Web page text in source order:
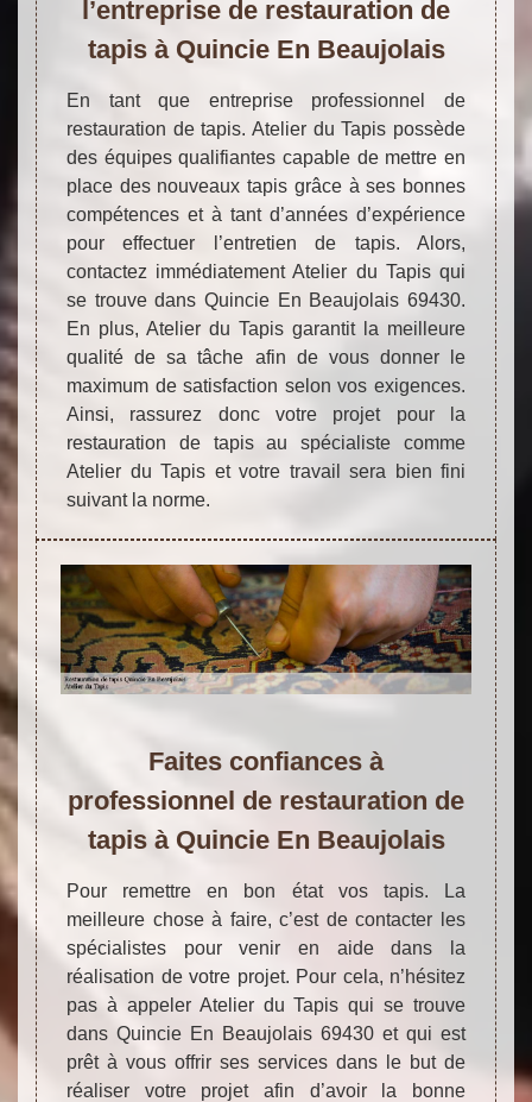
l’entreprise de restauration de
tapis à Quincie En Beaujolais
En tant que entreprise professionnel de
restauration de tapis. Atelier du Tapis possède
des équipes qualifiantes capable de mettre en
place des nouveaux tapis grâce à ses bonnes
compétences et à tant d’années d’expérience
pour effectuer l’entretien de tapis. Alors,
contactez immédiatement Atelier du Tapis qui
se trouve dans Quincie En Beaujolais 69430.
En plus, Atelier du Tapis garantit la meilleure
qualité de sa tâche afin de vous donner le
maximum de satisfaction selon vos exigences.
Ainsi, rassurez donc votre projet pour la
restauration de tapis au spécialiste comme
Atelier du Tapis et votre travail sera bien fini
suivant la norme.
Faites confiances à
professionnel de restauration de
tapis à Quincie En Beaujolais
Pour remettre en bon état vos tapis. La
meilleure chose à faire, c’est de contacter les
spécialistes pour venir en aide dans la
réalisation de votre projet. Pour cela, n’hésitez
pas à appeler Atelier du Tapis qui se trouve
dans Quincie En Beaujolais 69430 et qui est
prêt à vous offrir ses services dans le but de
réaliser votre projet afin d’avoir la bonne